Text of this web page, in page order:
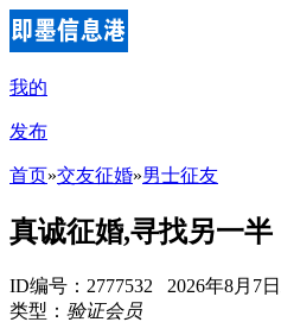
我的
发布
首页»交友征婚»男士征友
真诚征婚,寻找另一半
ID编号：2777532 2026年8月7
类型： 验证会员